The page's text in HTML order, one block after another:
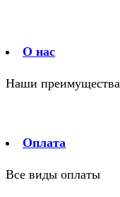
О нас
Наши преимущества
Оплата
Все виды оплаты